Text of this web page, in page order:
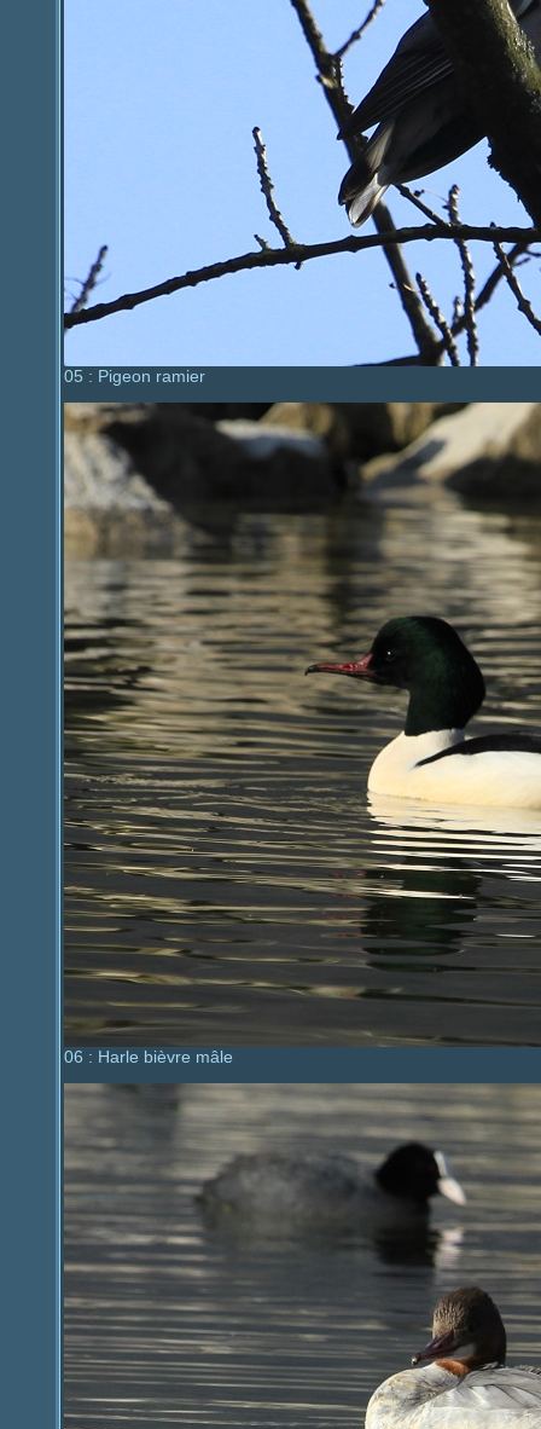
05 : Pigeon ramier
06 : Harle bièvre mâle